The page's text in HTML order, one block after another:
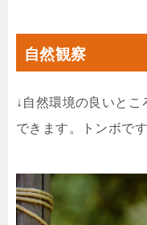
自然観察
↓自然環境の良いと
できます。トンボです